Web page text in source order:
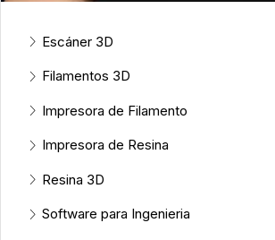
Escáner 3D
Filamentos 3D
Impresora de Filamento
Impresora de Resina
Resina 3D
Software para Ingenieria